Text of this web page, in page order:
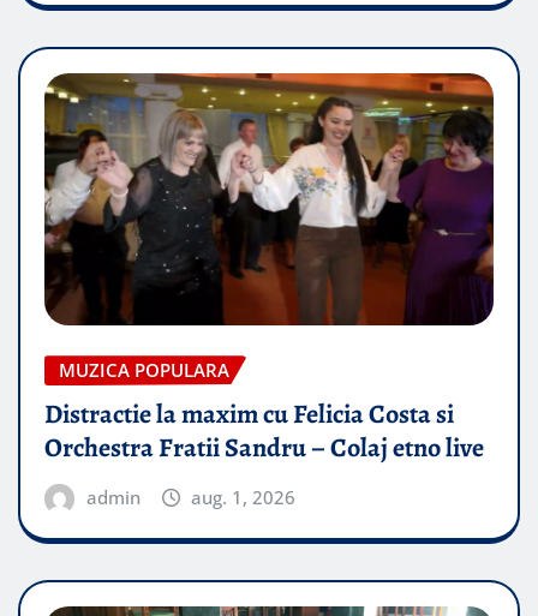
MUZICA POPULARA
Distractie la maxim cu Felicia Costa si
Orchestra Fratii Sandru – Colaj etno live
admin aug. 1, 2026